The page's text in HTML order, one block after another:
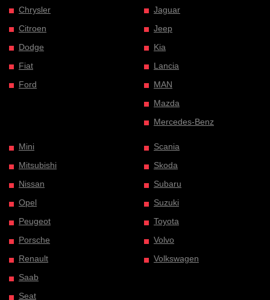
Chrysler
Citroen
Dodge
Fiat
Ford
Jaguar
Jeep
Kia
Lancia
MAN
Mazda
Mercedes-Benz
Mini
Mitsubishi
Nissan
Opel
Peugeot
Porsche
Renault
Saab
Seat
Scania
Skoda
Subaru
Suzuki
Toyota
Volvo
Volkswagen